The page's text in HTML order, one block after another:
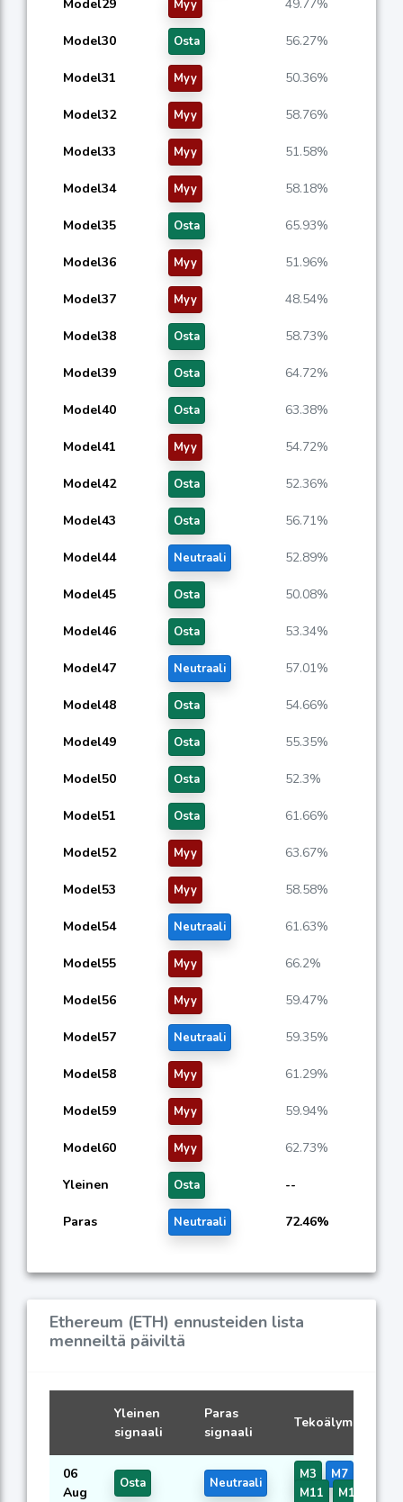
Model29 Myy 49.77%
Model30 Osta 56.27%
Model31 Myy 50.36%
Model32 Myy 58.76%
Model33 Myy 51.58%
Model34 Myy 58.18%
Model35 Osta 65.93%
Model36 Myy 51.96%
Model37 Myy 48.54%
Model38 Osta 58.73%
Model39 Osta 64.72%
Model40 Osta 63.38%
Model41 Myy 54.72%
Model42 Osta 52.36%
Model43 Osta 56.71%
Model44 Neutraali 52.89%
Model45 Osta 50.08%
Model46 Osta 53.34%
Model47 Neutraali 57.01%
Model48 Osta 54.66%
Model49 Osta 55.35%
Model50 Osta 52.3%
Model51 Osta 61.66%
Model52 Myy 63.67%
Model53 Myy 58.58%
Model54 Neutraali 61.63%
Model55 Myy 66.2%
Model56 Myy 59.47%
Model57 Neutraali 59.35%
Model58 Myy 61.29%
Model59 Myy 59.94%
Model60 Myy 62.73%
Yleinen Osta --
Paras Neutraali 72.46%
Ethereum (ETH) ennusteiden lista
menneiltä päiviltä
Yleinen
signaali
Paras
signaali
Tekoälymallien
06
Aug
Osta Neutraali
M3 M7
M11
M17